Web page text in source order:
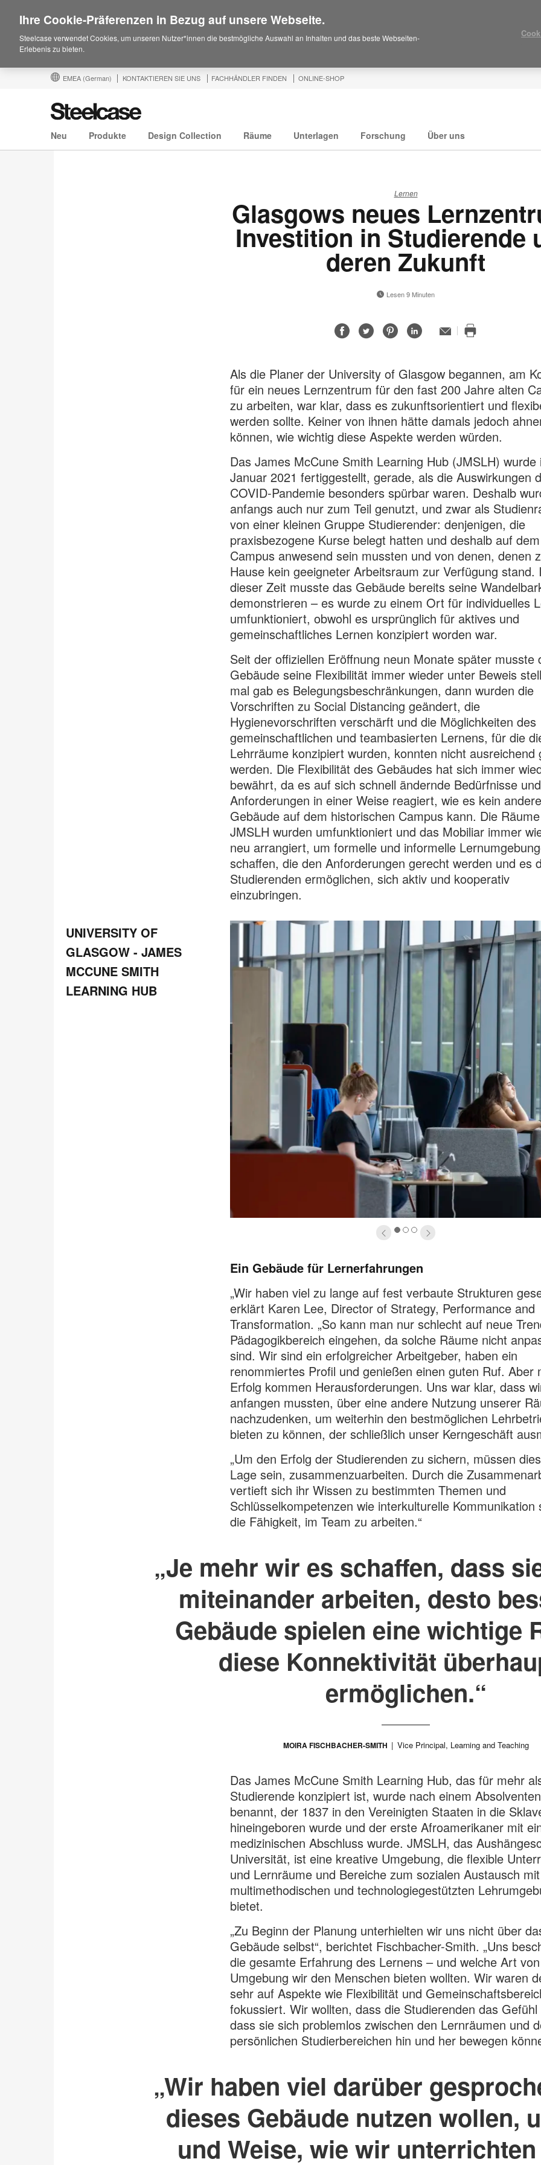
EMEA (German) KONTAKTIEREN SIE UNS FACHHÄNDLER FINDEN ONLINE-SHOP
Neu Produkte Design Collection Räume Unterlagen Forschung Über uns
Lernen
Glasgows neues
Investition in Studierende
deren Zukunft
Lesen 9 Minuten
AufAufAufAuf
E-
drucken
Als die Planer der University of Glasgow begannen, am
für ein neues Lernzentrum für den fast 200 Jahre alten
zu arbeiten, war klar, dass es zukunftsorientiert und
werden sollte. Keiner von ihnen hätte damals jedoch
können, wie wichtig diese Aspekte werden würden.
Das James McCune Smith Learning Hub (JMSLH) wurde
Januar 2021 fertiggestellt, gerade, als die Auswirkungen
COVID-Pandemie besonders spürbar waren. Deshalb
anfangs auch nur zum Teil genutzt, und zwar als
von einer kleinen Gruppe Studierender: denjenigen, die
praxisbezogene Kurse belegt hatten und deshalb auf dem
Campus anwesend sein mussten und von denen, denen
Hause kein geeigneter Arbeitsraum zur Verfügung stand.
dieser Zeit musste das Gebäude bereits seine
demonstrieren – es wurde zu einem Ort für individuelles
umfunktioniert, obwohl es ursprünglich für aktives und
gemeinschaftliches Lernen konzipiert worden war.
Seit der offiziellen Eröffnung neun Monate später musste
Gebäude seine Flexibilität immer wieder unter Beweis
mal gab es Belegungsbeschränkungen, dann wurden die
Vorschriften zu Social Distancing geändert, die
Hygienevorschriften verschärft und die Möglichkeiten des
gemeinschaftlichen und teambasierten Lernens, für die
Lehrräume konzipiert wurden, konnten nicht ausreichend
werden. Die Flexibilität des Gebäudes hat sich immer
bewährt, da es auf sich schnell ändernde Bedürfnisse und
Anforderungen in einer Weise reagiert, wie es kein
Gebäude auf dem historischen Campus kann. Die
JMSLH wurden umfunktioniert und das Mobiliar immer
neu arrangiert, um formelle und informelle
schaffen, die den Anforderungen gerecht werden und es
Studierenden ermöglichen, sich aktiv und kooperativ
einzubringen.
University
Glasgow
Learning
UNIVERSITY OF
GLASGOW - JAMES
MCCUNE SMITH
LEARNING HUB
123
Ein Gebäude für Lernerfahrungen
„Wir haben viel zu lange auf fest verbaute Strukturen
erklärt Karen Lee, Director of Strategy, Performance and
Transformation. „So kann man nur schlecht auf neue
Pädagogikbereich eingehen, da solche Räume nicht
sind. Wir sind ein erfolgreicher Arbeitgeber, haben ein
renommiertes Profil und genießen einen guten Ruf. Aber
Erfolg kommen Herausforderungen. Uns war klar, dass
anfangen mussten, über eine andere Nutzung unserer
nachzudenken, um weiterhin den bestmöglichen
bieten zu können, der schließlich unser Kerngeschäft
„Um den Erfolg der Studierenden zu sichern, müssen
Lage sein, zusammenzuarbeiten. Durch die
vertieft sich ihr Wissen zu bestimmten Themen und
Schlüsselkompetenzen wie interkulturelle Kommunikation
die Fähigkeit, im Team zu arbeiten.“
„Je mehr wir es schaffen, dass
miteinander arbeiten, desto
Gebäude spielen eine wichtige
diese Konnektivität
ermöglichen.“
MOIRA FISCHBACHER-SMITH Vice Principal, Learning and Teaching
Das James McCune Smith Learning Hub, das für mehr
Studierende konzipiert ist, wurde nach einem Absolventen
benannt, der 1837 in den Vereinigten Staaten in die
hineingeboren wurde und der erste Afroamerikaner mit
medizinischen Abschluss wurde. JMSLH, das
Universität, ist eine kreative Umgebung, die flexible
und Lernräume und Bereiche zum sozialen Austausch mit
multimethodischen und technologiegestützten
bietet.
„Zu Beginn der Planung unterhielten wir uns nicht über
Gebäude selbst“, berichtet Fischbacher-Smith. „Uns
die gesamte Erfahrung des Lernens – und welche Art von
Umgebung wir den Menschen bieten wollten. Wir waren
sehr auf Aspekte wie Flexibilität und
fokussiert. Wir wollten, dass die Studierenden das Gefühl
dass sie sich problemlos zwischen den Lernräumen und
persönlichen Studierbereichen hin und her bewegen
„Wir haben viel darüber
dieses Gebäude nutzen wollen,
und Weise, wie wir
Ihre Cookie-Präferenzen in Bezug auf unsere Webseite.
Steelcase verwendet Cookies, um unseren Nutzer*innen die bestmögliche Auswahl an Inhalten und das beste Webseiten-
Erlebenis zu bieten.